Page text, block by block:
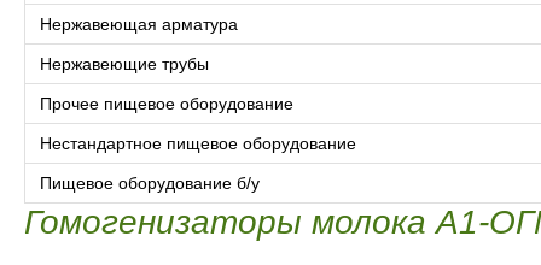
Нержавеющая арматура
Нержавеющие трубы
Прочее пищевое оборудование
Нестандартное пищевое оборудование
Пищевое оборудование б/у
Гомогенизаторы молока А1-